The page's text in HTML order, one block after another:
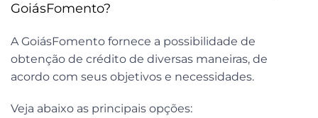
GoiásFomento?
A GoiásFomento fornece a possibilidade de
obtenção de crédito de diversas maneiras, de
acordo com seus objetivos e necessidades.
Veja abaixo as principais opções: